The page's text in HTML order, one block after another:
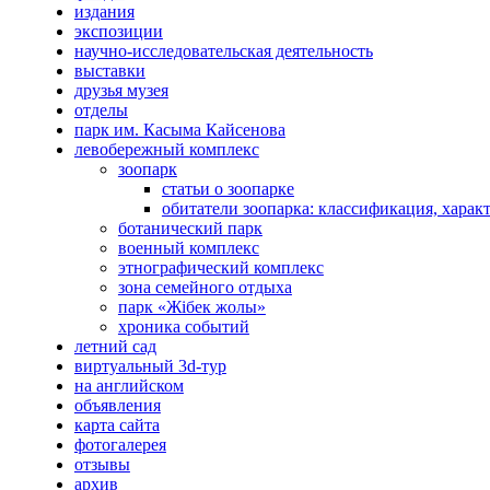
издания
экспозиции
научно-исследовательская деятельность
выставки
друзья музея
отделы
парк им. Касыма Кайсенова
левобережный комплекс
зоопарк
статьи о зоопарке
обитатели зоопарка: классификация,
ботанический парк
военный комплекс
этнографический комплекс
зона семейного отдыха
парк «Жібек жолы»
хроника событий
летний сад
виртуальный 3d-тур
на английском
объявления
карта сайта
фотогалерея
отзывы
архив